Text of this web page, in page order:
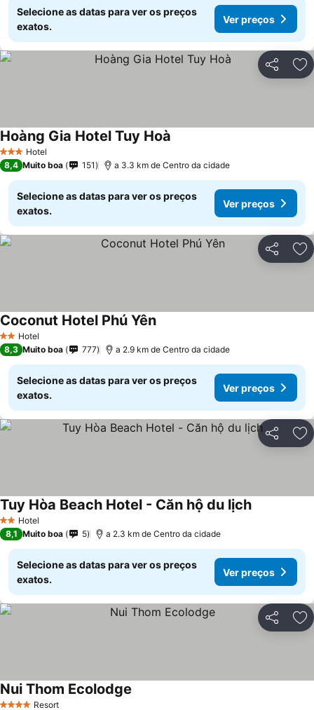
Selecione as datas para ver os preços
exatos.
Ver preços
Partilhar
3 EstrelasHotel
Hoàng Gia Hotel Tuy Hoà
8,4 Muito boa 151 a 3.3 km de Centro da cidade
Selecione as datas para ver os preços
exatos.
Ver preços
Partilhar
2 Estrelas
Hotel
Coconut Hotel Phú Yên
8,3 Muito boa 777 a 2.9 km de Centro da cidade
Selecione as datas para ver os preços
exatos.
Ver preços
Partilhar
2 Estrelas
Hotel
Tuy Hòa Beach Hotel - Căn hộ du lịch
8,1 Muito boa 5 a 2.3 km de Centro da cidade
Selecione as datas para ver os preços
exatos.
Ver preços
Partilhar
Resort
Nui Thom Ecolodge